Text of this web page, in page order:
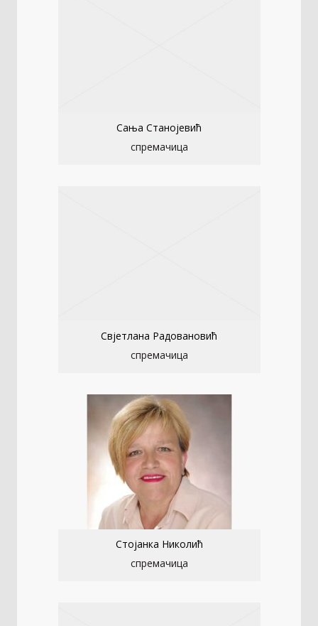
Сања Станојевић
спремачица
Свјетлана Радовановић
спремачица
Стојанка Николић
спремачица